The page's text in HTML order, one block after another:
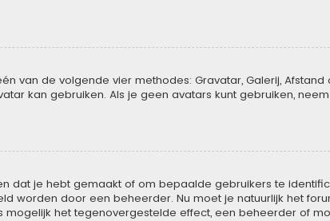
van de volgende vier methodes: Gravatar, Galerij, Afstand
kan gebruiken. Als je geen avatars kunt gebruiken,
dat je hebt gemaakt of om bepaalde gebruikers te
worden door een beheerder. Nu moet je natuurlijk het
het tegenovergestelde effect, een beheerder of